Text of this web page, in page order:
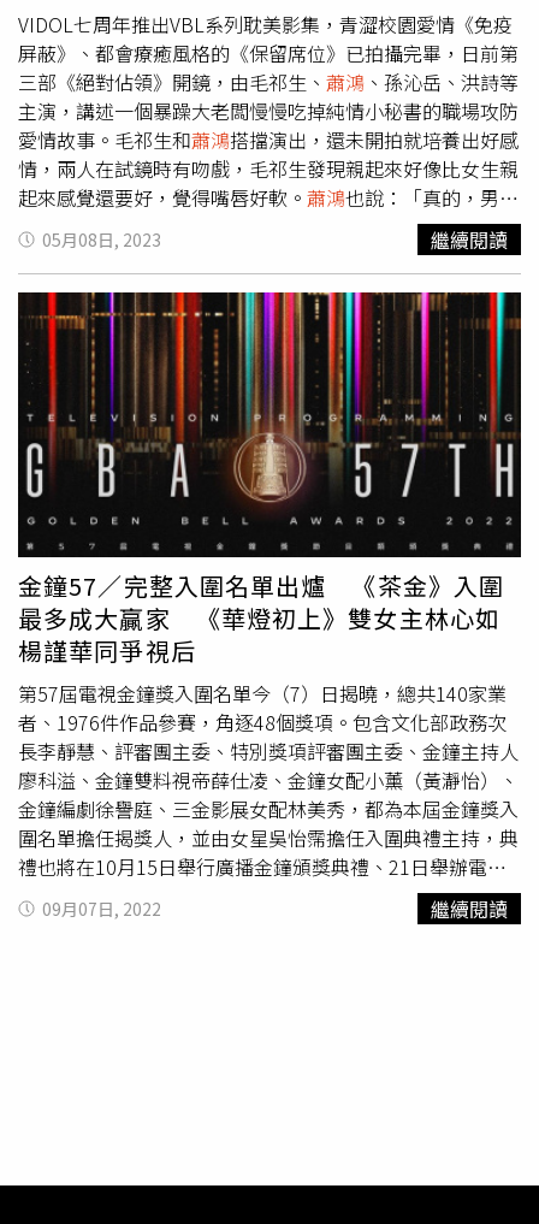
VIDOL七周年推出VBL系列耽美影集，青澀校園愛情《免疫
屏蔽》、都會療癒風格的《保留席位》已拍攝完畢，日前第
三部《絕對佔領》開鏡，由毛祁生、 蕭鴻 、孫沁岳、洪詩等
主演，講述一個暴躁大老闆慢慢吃掉純情小秘書的職場攻防
愛情故事。毛祁生和蕭鴻搭擋演出，還未開拍就培養出好感
情，兩人在試鏡時有吻戲，毛祁生發現親起來好像比女生親
起來感覺還要好，覺得嘴唇好軟。 蕭鴻也說：「真的，男生
的嘴巴比較好親！」甚至還意猶未盡。孫沁岳一直想嘗試
BL劇，雖然劇中沒有被配對，他還是很開心，看到毛祁生
和蕭鴻在他面前談戀愛，孫沁岳也露出姨母笑表示有點羨
慕：「我曾經有一段時期，我有煩惱過自己喜歡男生還是女
生，就會想一些男性的嘴唇，如果和他接吻是什麼感覺？因
為我身邊有很多朋友想拉我出櫃。」他認為人生沒有不可能
的事情，搞不好之後也會喜歡男生，但孫沁岳卻笑說覺得自
己比較不是同志的菜。《絕對佔領》講述霸道老闆與小秘書
的職場戀情。（圖／三立）
05月08日, 2023 繼續閱讀
金鐘57／完整入圍名單出爐 《茶金》入圍
最多成大贏家 《華燈初上》雙女主林心如
楊謹華同爭視后
第57屆電視金鐘獎入圍名單今（7）日揭曉，總共140家業
者、1976件作品參賽，角逐48個獎項。包含文化部政務次
長李靜慧、評審團主委、特別獎項評審團主委、金鐘主持人
廖科溢、金鐘雙料視帝薛仕凌、金鐘女配小薰（黃瀞怡）、
金鐘編劇徐譽庭、三金影展女配林美秀，都為本屆金鐘獎入
圍名單擔任揭獎人，並由女星吳怡霈擔任入圍典禮主持，典
禮也將在10月15日舉行廣播金鐘頒獎典禮、21日舉辦電視
金鐘節目類頒獎典禮、22日舉辦電視金鐘戲劇類頒獎典禮。
《CTWANT》也將帶給您第一手金鐘獎資訊。戲劇節目獎
位：財團法人公共電視文化事業基金會／台北創造電影有限
09月07日, 2022 繼續閱讀